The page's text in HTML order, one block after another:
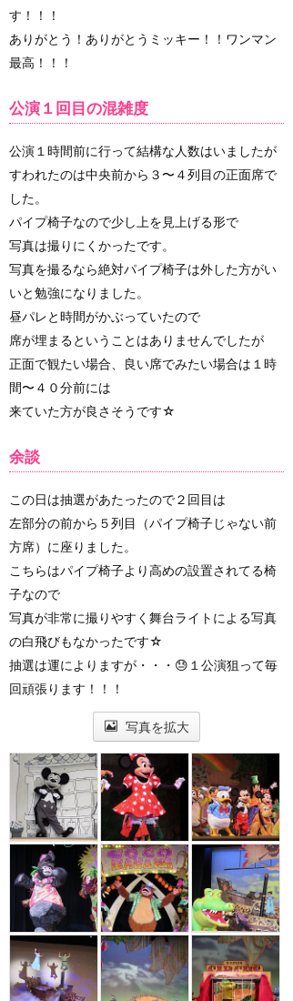
す！！！
ありがとう！ありがとうミッキー！！ワンマン
最高！！！
公演１回目の混雑度
公演１時間前に行って結構な人数はいましたが
すわれたのは中央前から３〜４列目の正面席で
した。
パイプ椅子なので少し上を見上げる形で
写真は撮りにくかったです。
写真を撮るなら絶対パイプ椅子は外した方がい
いと勉強になりました。
昼パレと時間がかぶっていたので
席が埋まるということはありませんでしたが
正面で観たい場合、良い席でみたい場合は１時
間〜４０分前には
来ていた方が良さそうです☆
余談
この日は抽選があたったので２回目は
左部分の前から５列目（パイプ椅子じゃない前
方席）に座りました。
こちらはパイプ椅子より高めの設置されてる椅
子なので
写真が非常に撮りやすく舞台ライトによる写真
の白飛びもなかったです☆
抽選は運によりますが・・・😓１公演狙って毎
回頑張ります！！！
写真を拡大